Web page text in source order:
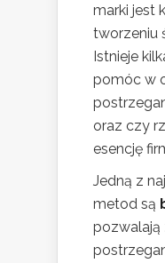
marki jest
tworzeniu
Istnieje
pomóc w
oraz czy
esencję
Jedną z
metod są
pozwalają